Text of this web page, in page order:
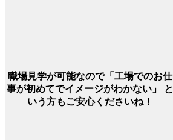
職場見学が可能なので「工場でのお仕
事が初めてでイメージがわかない」 と
いう方もご安心くださいね！